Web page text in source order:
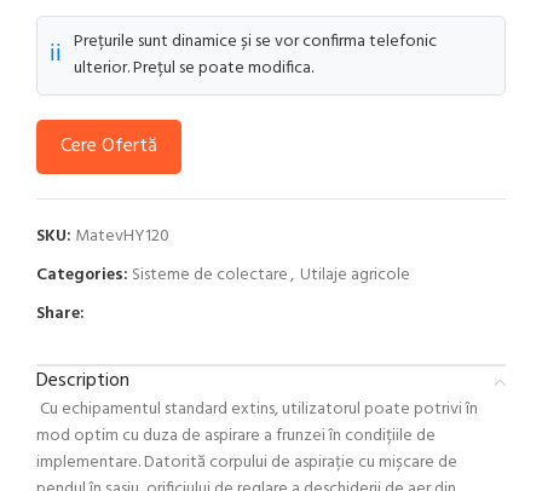
ℹ️ Prețurile sunt dinamice și se vor confirma telefonic
ulterior. Prețul se poate modifica.
Cere Ofertă
SKU: MatevHY120
Categories: Sisteme de colectare, Utilaje agricole
Share:
Description
Cu echipamentul standard extins, utilizatorul poate potrivi în
mod optim cu duza de aspirare a frunzei în condițiile de
implementare. Datorită corpului de aspirație cu mișcare de